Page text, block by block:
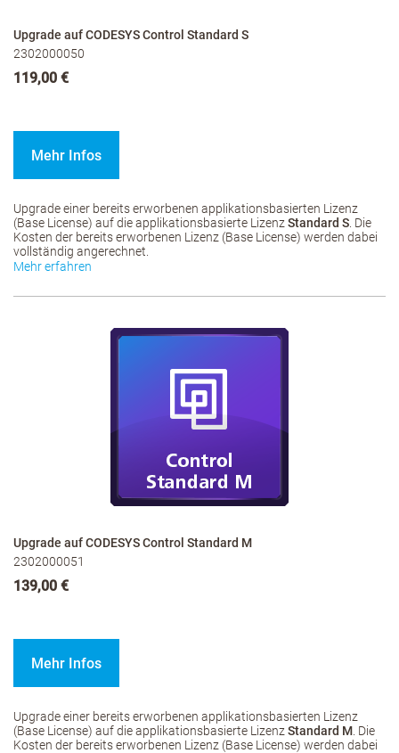
Upgrade auf CODESYS Control Standard S
2302000050
119,00 €
Mehr Infos
Upgrade einer bereits erworbenen applikationsbasierten Lizenz
(Base License) auf die applikationsbasierte Lizenz Standard S . Die
Kosten der bereits erworbenen Lizenz (Base License) werden dabei
vollständig angerechnet.
Mehr erfahren
Upgrade auf CODESYS Control Standard M
2302000051
139,00 €
Mehr Infos
Upgrade einer bereits erworbenen applikationsbasierten Lizenz
(Base License) auf die applikationsbasierte Lizenz Standard M . Die
Kosten der bereits erworbenen Lizenz (Base License) werden dabei